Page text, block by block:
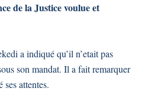
de la Justice voulue et
a indiqué qu’il n’etait pas
son mandat. Il a fait remarquer
ses attentes.